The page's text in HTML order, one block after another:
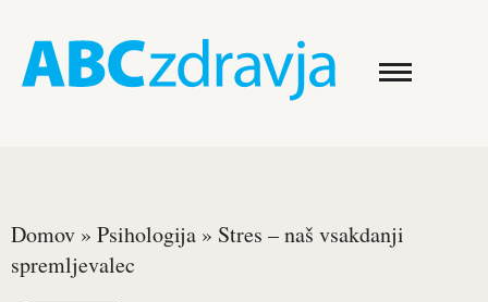
Domov » Psihologija » Stres – naš vsakdanji
spremljevalec